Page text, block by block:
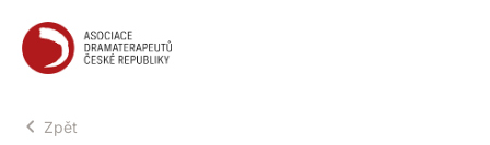
ADČR
Zpět